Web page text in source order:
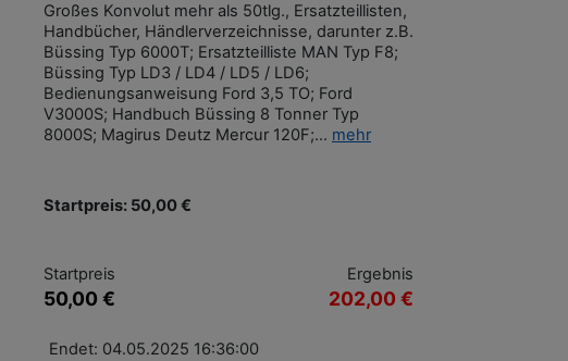
Großes Konvolut mehr als 50tlg., Ersatzteillisten,
Handbücher, Händlerverzeichnisse, darunter z.B.
Büssing Typ 6000T; Ersatzteilliste MAN Typ F8;
Büssing Typ LD3 / LD4 / LD5 / LD6;
Bedienungsanweisung Ford 3,5 TO; Ford
V3000S; Handbuch Büssing 8 Tonner Typ
8000S; Magirus Deutz Mercur 120F;... mehr
Startpreis: 50,00 €
Startpreis
50,00 €
Ergebnis
202,00 €
Endet: 04.05.2025 16:36:00